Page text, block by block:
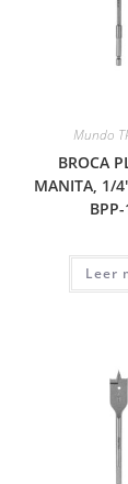
Mundo
BROCA
MANITA, 1/
Leer